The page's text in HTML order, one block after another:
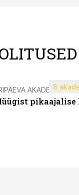
AKADEEMIA
pikaajalise
8